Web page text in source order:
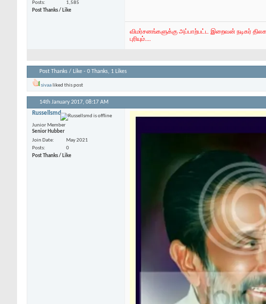
Posts
1,585
Post Thanks / Like
விமர்சனங்களுக்கு அப்பாற்பட்ட இறைவன் நடிகர்
புரியும்....
Post Thanks / Like - 0 Thanks, 1 Likes
sivaa liked this post
14th January 2017, 08:17 AM
Russellsmd
Junior Member
Senior Hubber
Join Date
May 2021
Posts
0
Post Thanks / Like